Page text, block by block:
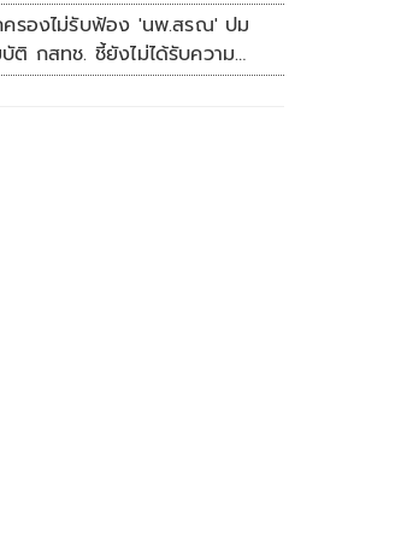
ครองไม่รับฟ้อง 'นพ.สรณ' ปม
ติ กสทช. ชี้ยังไม่ได้รับความ
นเสียหาย